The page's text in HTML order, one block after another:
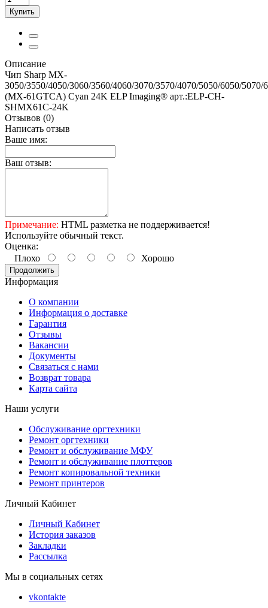
Купить
Описание
Чип Sharp MX-
3050/3550/4050/3060/3560/4060/3070/3570/4070/5050/6050/5070/
(MX-61GTCA) Cyan 24K ELP Imaging® арт.:ELP-CH-
SHMX61C-24K
Отзывов (0)
Написать отзыв
Ваше имя:
Ваш отзыв:
Примечание: HTML разметка не поддерживается!
Используйте обычный текст.
Оценка:
Плохо
Хорошо
Продолжить
Информация
О компании
Информация о доставке
Гарантия
Отзывы
Вакансии
Документы
Связаться с нами
Возврат товара
Карта сайта
Наши услуги
Обслуживание оргтехники
Ремонт оргтехники
Ремонт и обслуживание МФУ
Ремонт и обслуживание плоттеров
Ремонт копировальной техники
Ремонт принтеров
Личный Кабинет
Личный Кабинет
История заказов
Закладки
Рассылка
Мы в социальных сетях
vkontakte